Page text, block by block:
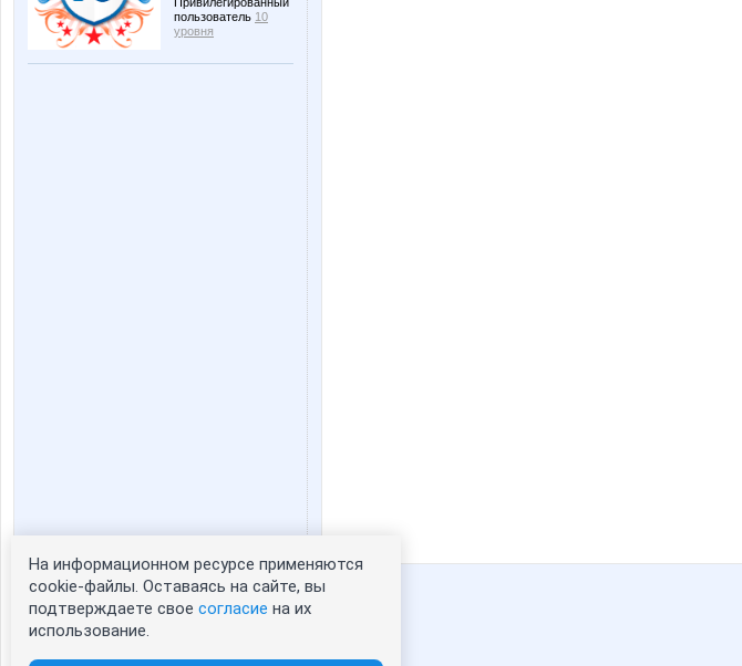
пользователь 10
уровня
Статистика портрета:
сейчас просматривают портрет - 0
зарегистрированные пользователи
На информационном ресурсе применяются
cookie-файлы. Оставаясь на сайте, вы
подтверждаете свое согласие на их
использование.